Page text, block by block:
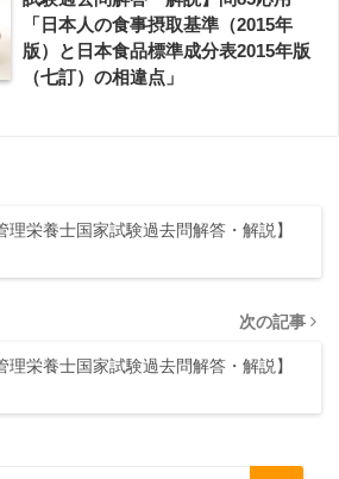
「日本人の食事摂取基準（2015年
版）と日本食品標準成分表2015年版
（七訂）の相違点」
理栄養士国家試験過去問解答・解説】
次の記事
理栄養士国家試験過去問解答・解説】